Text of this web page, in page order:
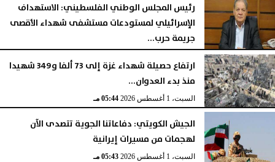
رئيس المجلس الوطني الفلسطيني: الاستهداف
الإسرائيلي لمستودعات مستشفى شهداء الأقصى
جريمة حرب...
السبت، 1 أغسطس 2026
ارتفاع حصيلة شهداء غزة إلى 73 ألفا و349 شهيدا
منذ بدء العدوان...
السبت، 1 أغسطس 2026 05:44 مـ
الجيش الكويتي: دفاعاتنا الجوية تتصدى الآن
لهجمات من مسيرات إيرانية
السبت، 1 أغسطس 2026 05:43 مـ